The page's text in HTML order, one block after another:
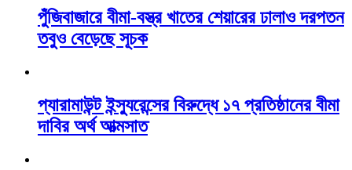
পুঁজিবাজারে বীমা-বস্ত্র খাতের শেয়ারের ঢালাও দরপতন
তবুও বেড়েছে সূচক
প্যারামাউন্ট ইন্স্যুরেন্সের বিরুদ্ধে ১৭ প্রতিষ্ঠানের বীমা
দাবির অর্থ আত্মসাত